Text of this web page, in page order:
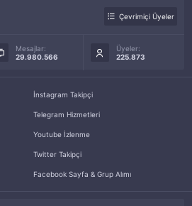
Çevrimiçi Üyeler
Mesajlar:
29.980.566
Üyeler:
225.873
İnstagram Takipçi
Telegram Hizmetleri
Youtube İzlenme
Twitter Takipçi
Facebook Sayfa & Grup Alımı